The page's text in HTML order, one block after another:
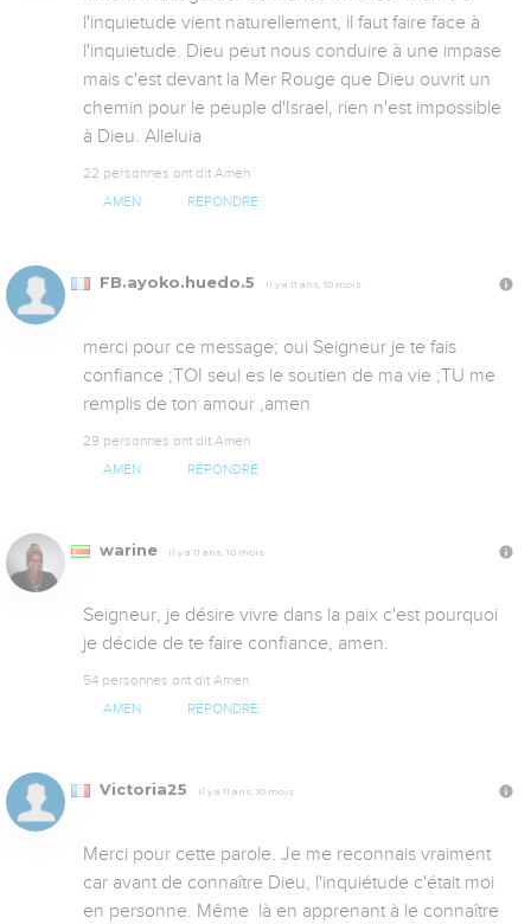
l'inquietude vient naturellement, il faut faire face à
l'inquietude. Dieu peut nous conduire à une impase
mais c'est devant la Mer Rouge que Dieu ouvrit un
chemin pour le peuple d'Israel, rien n'est impossible
à Dieu. Alleluia
22 personnes ont dit Amen
AMEN RÉPONDRE
FB.ayoko.huedo.5 Il y a 11 ans, 10 mois
merci pour ce message; oui Seigneur je te fais
confiance ;TOI seul es le soutien de ma vie ;TU me
remplis de ton amour ,amen
29 personnes ont dit Amen
AMEN RÉPONDRE
warine Il y a 11 ans, 10 mois
Seigneur, je désire vivre dans la paix c'est pourquoi
je décide de te faire confiance, amen.
54 personnes ont dit Amen
AMEN RÉPONDRE
Victoria25 Il y a 11 ans, 10 mois
Merci pour cette parole. Je me reconnais vraiment
car avant de connaître Dieu, l'inquiétude c'était moi
en personne. Même  là en apprenant à le connaître